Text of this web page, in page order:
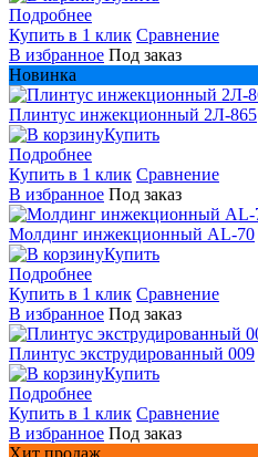
Подробнее
Купить в 1 клик Сравнение
В избранное Под заказ
Новинка
Плинтус инжекционный 2Л-865
Купить
Подробнее
Купить в 1 клик Сравнение
В избранное Под заказ
Молдинг инжекционный AL-70
Купить
Подробнее
Купить в 1 клик Сравнение
В избранное Под заказ
Плинтус экструдированный 009
Купить
Подробнее
Купить в 1 клик Сравнение
В избранное Под заказ
Хит продаж